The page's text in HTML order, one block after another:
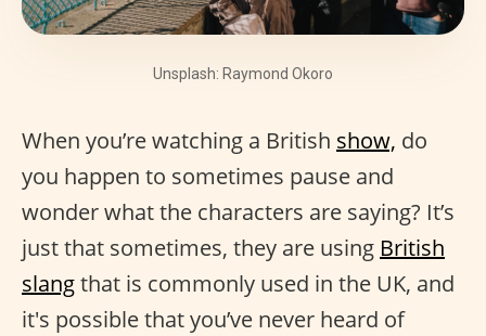
Unsplash: Raymond Okoro
When you’re watching a British show, do
you happen to sometimes pause and
wonder what the characters are saying? It’s
just that sometimes, they are using British
slangthat is commonly used in the UK, and
it's possible that you’ve never heard of